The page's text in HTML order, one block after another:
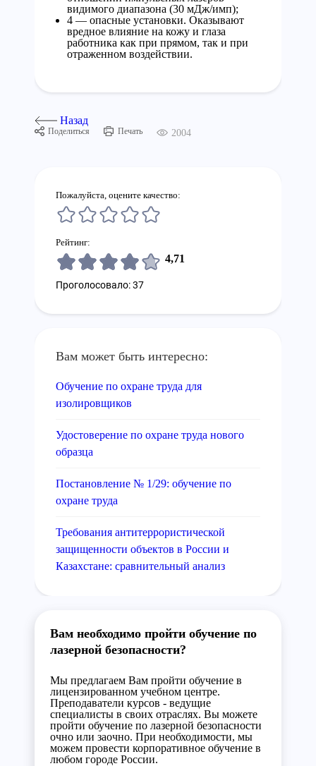
видимого диапазона (30 мДж/имп);
4 — опасные установки. Оказывают
вредное влияние на кожу и глаза
работника как при прямом, так и при
отраженном воздействии.
Назад
Поделиться Печать 2004
Пожалуйста, оцените качество:
Рейтинг:
4,71
Проголосовало: 37
Вам может быть интересно:
Обучение по охране труда для
изолировщиков
Удостоверение по охране труда нового
образца
Постановление № 1/29: обучение по
охране труда
Требования антитеррористической
защищенности объектов в России и
Казахстане: сравнительный анализ
Вам необходимо пройти обучение по
лазерной безопасности?
Мы предлагаем Вам пройти обучение в
лицензированном учебном центре.
Преподаватели курсов - ведущие
специалисты в своих отраслях. Вы можете
пройти обучение по лазерной безопасности
очно или заочно. При необходимости, мы
можем провести корпоративное обучение в
любом городе России.